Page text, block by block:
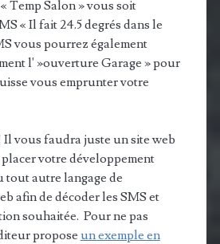
Temp Salon » vous soit
« Il fait 24.5 degrés dans le
vous pourrez également
l' »ouverture Garage » pour
vous emprunter votre
vous faudra juste un site web
votre développement
tout autre langage de
afin de décoder les SMS et
souhaitée. Pour ne pas
propose un exemple en